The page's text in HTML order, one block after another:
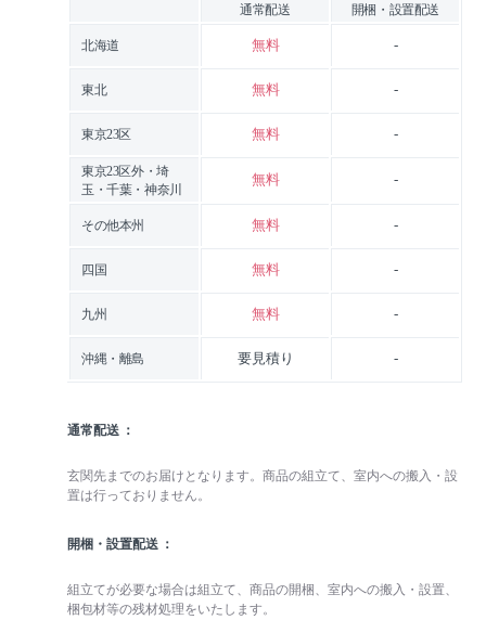
通常配送 開梱・設置配送
北海道 無料 -
東北 無料 -
東京23区 無料 -
東京23区外・埼
玉・千葉・神奈川
無料 -
その他本州 無料 -
四国 無料 -
九州 無料 -
沖縄・離島 要見積り -
通常配送
玄関先までのお届けとなります。商品の組立て、室内への搬入・設
置は行っておりません。
開梱・設置配送
組立てが必要な場合は組立て、商品の開梱、室内への搬入・設置、
梱包材等の残材処理をいたします。